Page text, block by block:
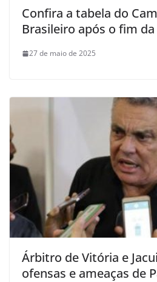
Confira a tabela do
Brasileiro após o fim da
27 de maio de 2025
Árbitro de Vitória e
ofensas e ameaças de